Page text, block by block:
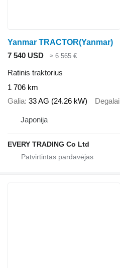
Yanmar TRACTOR(Yanmar)
7 540 USD
≈ 6 565 €
Ratinis traktorius
1 706 km
Galia 33 AG (24.26 kW) Degalai
Japonija
EVERY TRADING Co Ltd